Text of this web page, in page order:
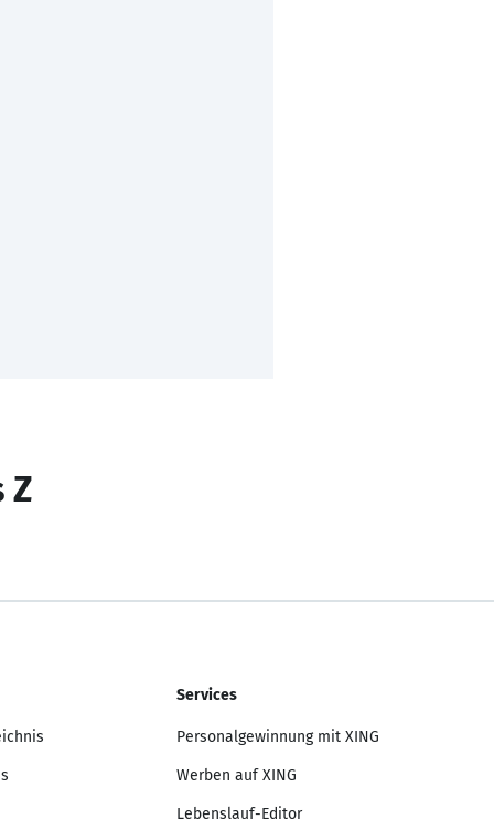
Z
Services
Personalgewinnung mit XING
Werben auf XING
Lebenslauf-Editor